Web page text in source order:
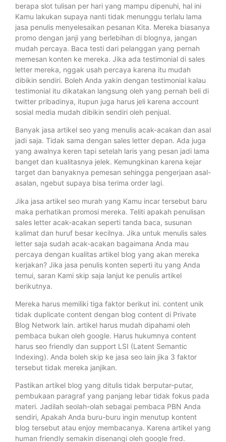
berapa slot tulisan per hari yang mampu dipenuhi, hal ini
Kamu lakukan supaya nanti tidak menunggu terlalu lama
jasa penulis menyelesaikan pesanan Kita. Mereka biasanya
promo dengan janji yang berlebihan di blognya, jangan
mudah percaya. Baca testi dari pelanggan yang pernah
memesan konten ke mereka. Jika ada testimonial di sales
letter mereka, nggak usah percaya karena itu mudah
dibikin sendiri. Boleh Anda yakin dengan testimonial kalau
testimonial itu dikatakan langsung oleh yang pernah beli di
twitter pribadinya, itupun juga harus jeli karena account
sosial media mudah dibikin sendiri oleh penjual.
Banyak jasa artikel seo yang menulis acak-acakan dan asal
jadi saja. Tidak sama dengan sales letter depan. Ada juga
yang awalnya keren tapi setelah laris yang pesan jadi lama
banget dan kualitasnya jelek. Kemungkinan karena kejar
target dan banyaknya pemesan sehingga pengerjaan asal-
asalan, ngebut supaya bisa terima order lagi.
Jika jasa artikel seo murah yang Kamu incar tersebut baru
maka perhatikan promosi mereka. Teliti apakah penulisan
sales letter acak-acakan seperti tanda baca, susunan
kalimat dan huruf besar kecilnya. Jika untuk menulis sales
letter saja sudah acak-acakan bagaimana Anda mau
percaya dengan kualitas artikel blog yang akan mereka
kerjakan? Jika jasa penulis konten seperti itu yang Anda
temui, saran Kami skip saja lanjut ke penulis artikel
berikutnya.
Mereka harus memiliki tiga faktor berikut ini. content unik
tidak duplicate content dengan blog content di Private
Blog Network lain. artikel harus mudah dipahami oleh
pembaca bukan oleh google. Harus hukumnya content
harus seo friendly dan support LSI (Latent Semantic
Indexing). Anda boleh skip ke jasa seo lain jika 3 faktor
tersebut tidak mereka janjikan.
Pastikan artikel blog yang ditulis tidak berputar-putar,
pembukaan paragraf yang panjang lebar tidak fokus pada
materi. Jadilah seolah-olah sebagai pembaca PBN Anda
sendiri, Apakah Anda buru-buru ingin menutup kontent
blog tersebut atau enjoy membacanya. Karena artikel yang
human friendly semakin disenangi oleh google fred.